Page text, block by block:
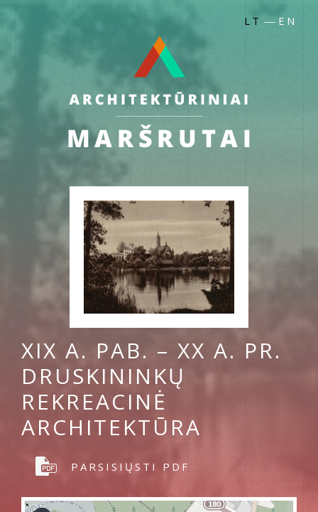
LT — EN
XIX A. PAB. – XX A. PR.
DRUSKININKŲ
REKREACINĖ
ARCHITEKTŪRA
PARSISIŲSTI PDF